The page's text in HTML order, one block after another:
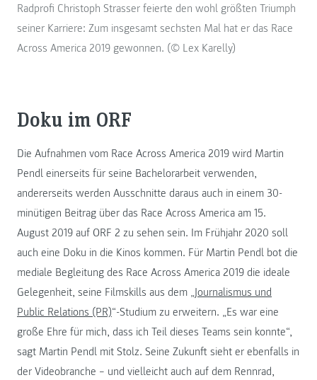
Radprofi Christoph Strasser feierte den wohl größten Triumph
seiner Karriere: Zum insgesamt sechsten Mal hat er das Race
Across America 2019 gewonnen. (© Lex Karelly)
Doku im ORF
Die Aufnahmen vom Race Across America 2019 wird Martin
Pendl einerseits für seine Bachelorarbeit verwenden,
andererseits werden Ausschnitte daraus auch in einem 30-
minütigen Beitrag über das Race Across America am 15.
August 2019 auf ORF 2 zu sehen sein. Im Frühjahr 2020 soll
auch eine Doku in die Kinos kommen. Für Martin Pendl bot die
mediale Begleitung des Race Across America 2019 die ideale
Gelegenheit, seine Filmskills aus dem „Journalismus und
Public Relations (PR)“-Studium zu erweitern. „Es war eine
große Ehre für mich, dass ich Teil dieses Teams sein konnte“,
sagt Martin Pendl mit Stolz. Seine Zukunft sieht er ebenfalls in
der Videobranche – und vielleicht auch auf dem Rennrad,